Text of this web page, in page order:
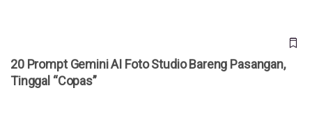
20 Prompt Gemini AI Foto Studio Bareng Pasangan,
Tinggal “Copas”